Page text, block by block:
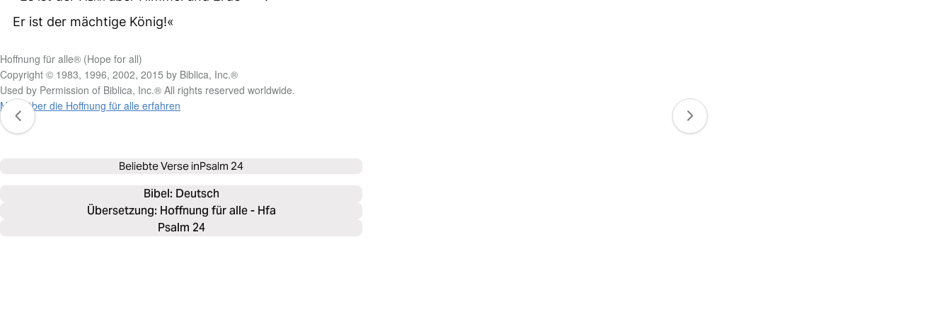
Er ist der mächtige König!«
Hoffnung für alle® (Hope for all)
Copyright © 1983, 1996, 2002, 2015 by Biblica, Inc.®
Used by Permission of Biblica, Inc.® All rights reserved worldwide.
Mehr über die Hoffnung für alle erfahren
Beliebte Verse inPsalm 24
Bibel: Deutsch
Übersetzung: Hoffnung für alle - Hfa
Psalm 24